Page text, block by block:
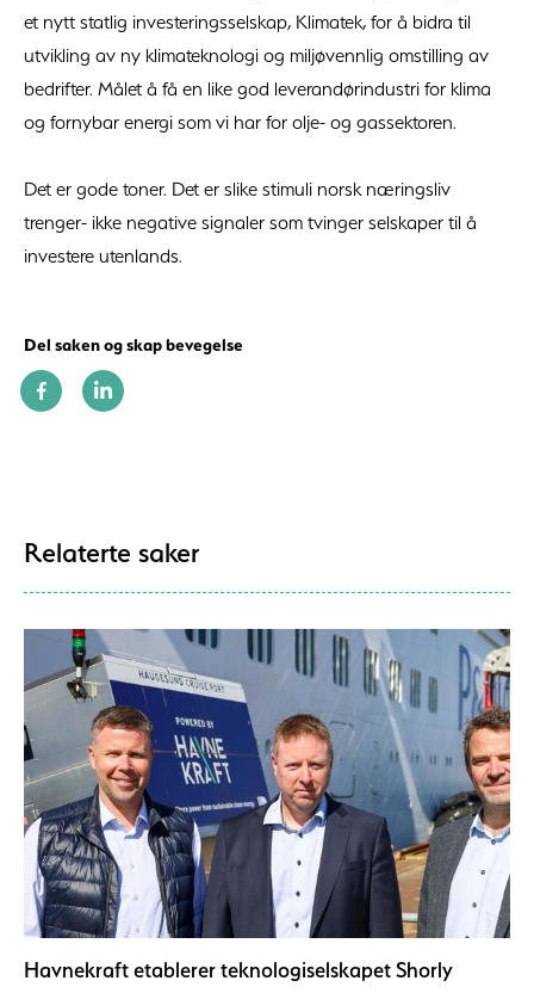
et nytt statlig investeringsselskap, Klimatek, for å bidra til
utvikling av ny klimateknologi og miljøvennlig omstilling av
bedrifter. Målet å få en like god leverandørindustri for klima
og fornybar energi som vi har for olje- og gassektoren.
Det er gode toner. Det er slike stimuli norsk næringsliv
trenger- ikke negative signaler som tvinger selskaper til å
investere utenlands.
Del saken og skap bevegelse
Relaterte saker
Havnekraft etablerer teknologiselskapet Shorly